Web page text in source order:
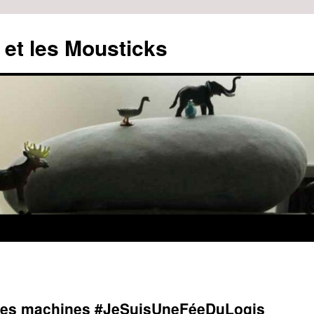
les Mousticks
machines #JeSuisUneFéeDuLogis